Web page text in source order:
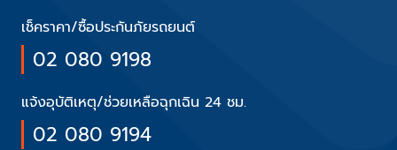
เช็คราคา/ซื้อประกันภัยรถยนต์
02 080 9198
แจ้งอุบัติเหตุ/ช่วยเหลือฉุกเฉิน 24 ชม.
02 080 9194